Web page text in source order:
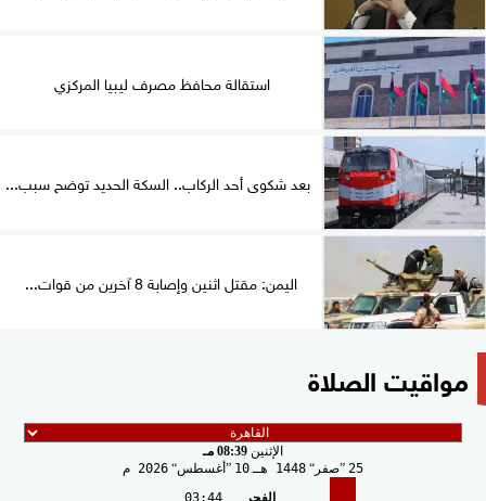
استقالة محافظ مصرف ليبيا المركزي
بعد شكوى أحد الركاب.. السكة الحديد توضح سبب...
اليمن: مقتل اثنين وإصابة 8 آخرين من قوات...
مواقيت الصلاة
الإثنين 08:39 مـ
25 صفر 1448 هـ 10 أغسطس 2026 م
الفجر
03:44